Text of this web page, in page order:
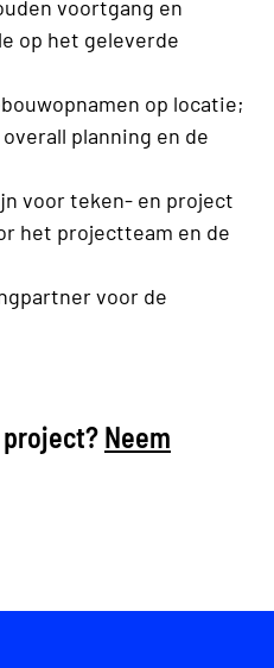
voortgang en
op het geleverde
op locatie;
planning en de
voor teken- en project
het projectteam en de
voor de
Neem